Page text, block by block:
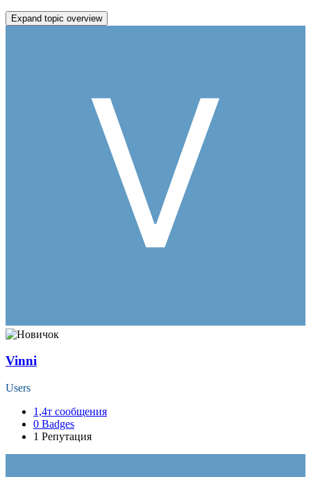
Expand topic overview
Vinni
Users
1,4т сообщения
0 Badges
1 Репутация